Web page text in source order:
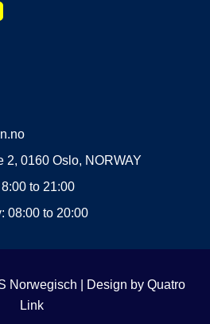
2, 0160 Oslo, NORWAY
to 21:00
08:00 to 20:00
Norwegisch | Design by Quatro
Link